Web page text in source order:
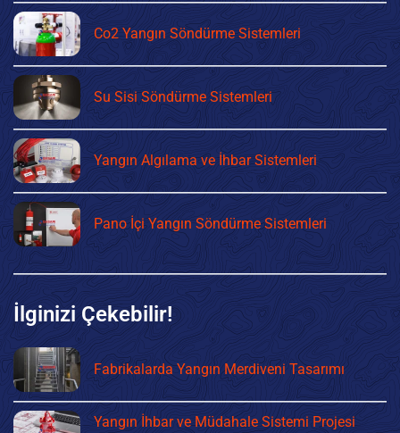
Co2 Yangın Söndürme Sistemleri
Su Sisi Söndürme Sistemleri
Yangın Algılama ve İhbar Sistemleri
Pano İçi Yangın Söndürme Sistemleri
İlginizi Çekebilir!
Fabrikalarda Yangın Merdiveni Tasarımı
Yangın İhbar ve Müdahale Sistemi Projesi